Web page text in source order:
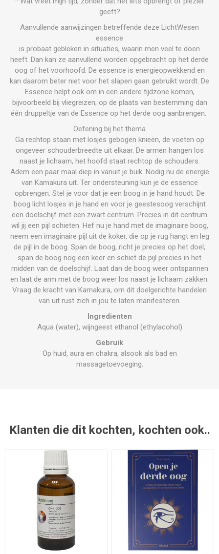
geeft?
Aanvullende aanwijzingen betreffende deze LichtWesen
essence
is probaat gebleken in situaties, waarin men veel te doen
heeft. Dan kan ze aanvullend worden opgebracht op het derde
oog of het voorhoofd. De essence is energieopwekkend en
kan daarom beter niet voor het slapen gaan gebruikt wordt. De
Essence helpt ook om in een andere tijdzone komen,
bijvoorbeeld bij vliegreizen; op de plaats van bestemming dan
één druppeltje van de Essence op het derde oog aanbrengen.
Oefening bij het thema
Ga rechtop staan met losjes gebogen knieën, de voeten op
ongeveer schouderbreedte uit elkaar. De armen hangen los
naast je lichaam, het hoofd staat rechtop de schouders.
Adem een paar maal diep in vanuit je buik. Nodig nu de energie
van Kamakura uit. Ter ondersteuning kun je de essence
opbrengen. Stel je voor dat je een boog in je hand houdt. De
boog licht losjes in je hand en voor je geestesoog verschijnt
een doelschijf met een zwart centrum. Precies in dit centrum
wil jij een pijl schieten. Hef nu je hand met de imaginaire boog,
neem een imaginaire pijl uit de koker, die op je rug hangt en leg
de pijl in de boog. Span de boog, richt je precies op het doel,
span de boog nog een keer en schiet de pijl precies in het
midden van de doelschijf. Laat dan de boog weer ontspannen
en laat de arm met de boog weer los naast je lichaam zakken.
Vraag de kracht van Kamakura, om dit doelgerichte handelen
van uit rust zich in jou te laten manifesteren.
Ingredienten
Aqua (water), wijngeest ethanol (ethylacohol)
Gebruik
Op huid, aura en chakra, alsook als bad en
massagetoevoeging.
Klanten die dit kochten, kochten ook..